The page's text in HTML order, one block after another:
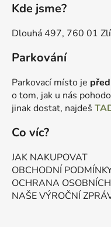
Kde jsme?
Dlouhá 497, 760 01
Parkování
Parkovací místo je
o tom, jak u nás
jinak dostat, najdeš
Co víc?
JAK NAKUPOVAT
OBCHODNÍ
OCHRANA
NAŠE VÝROČNÍ